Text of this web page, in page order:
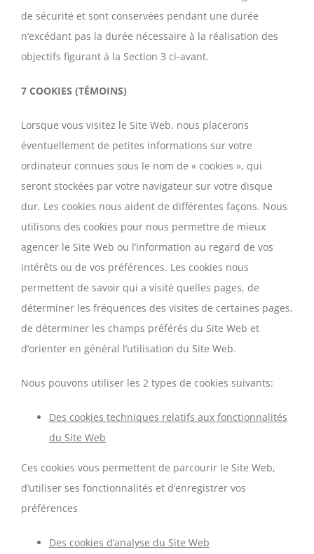
de sécurité et sont conservées pendant une durée
n’excédant pas la durée nécessaire à la réalisation des
objectifs figurant à la Section 3 ci-avant.
7 COOKIES (TÉMOINS)
Lorsque vous visitez le Site Web, nous placerons
éventuellement de petites informations sur votre
ordinateur connues sous le nom de « cookies », qui
seront stockées par votre navigateur sur votre disque
dur. Les cookies nous aident de différentes façons. Nous
utilisons des cookies pour nous permettre de mieux
agencer le Site Web ou l’information au regard de vos
intérêts ou de vos préférences. Les cookies nous
permettent de savoir qui a visité quelles pages, de
déterminer les fréquences des visites de certaines pages,
de déterminer les champs préférés du Site Web et
d’orienter en général l’utilisation du Site Web.
Nous pouvons utiliser les 2 types de cookies suivants:
Des cookies techniques relatifs aux fonctionnalités
du Site Web
Ces cookies vous permettent de parcourir le Site Web,
d’utiliser ses fonctionnalités et d’enregistrer vos
préférences
Des cookies d’analyse du Site Web